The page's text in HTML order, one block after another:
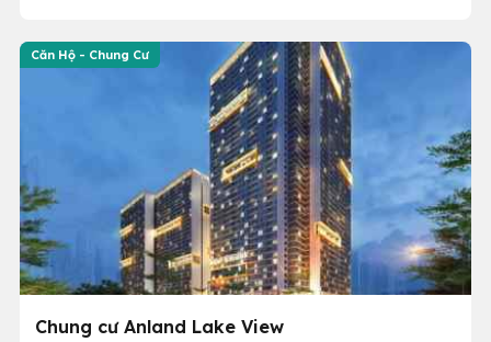
Căn Hộ - Chung Cư
Chung cư Anland Lake View